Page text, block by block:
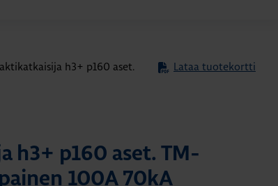
h3+ p160 aset.
Lataa tuotekortti
h3+ p160 aset. TM-
100A 70kA